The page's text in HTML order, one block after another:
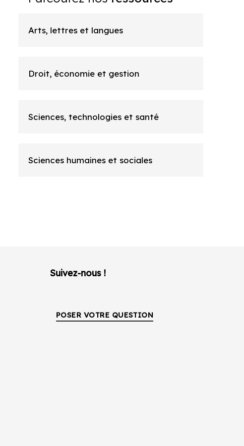
Arts, lettres et langues
Droit, économie et gestion
Sciences, technologies et santé
Sciences humaines et sociales
Suivez-nous !
POSER VOTRE QUESTION